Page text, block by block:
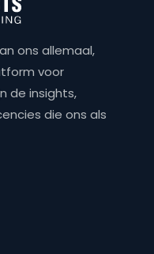
ons allemaal,
voor
de insights,
die ons als